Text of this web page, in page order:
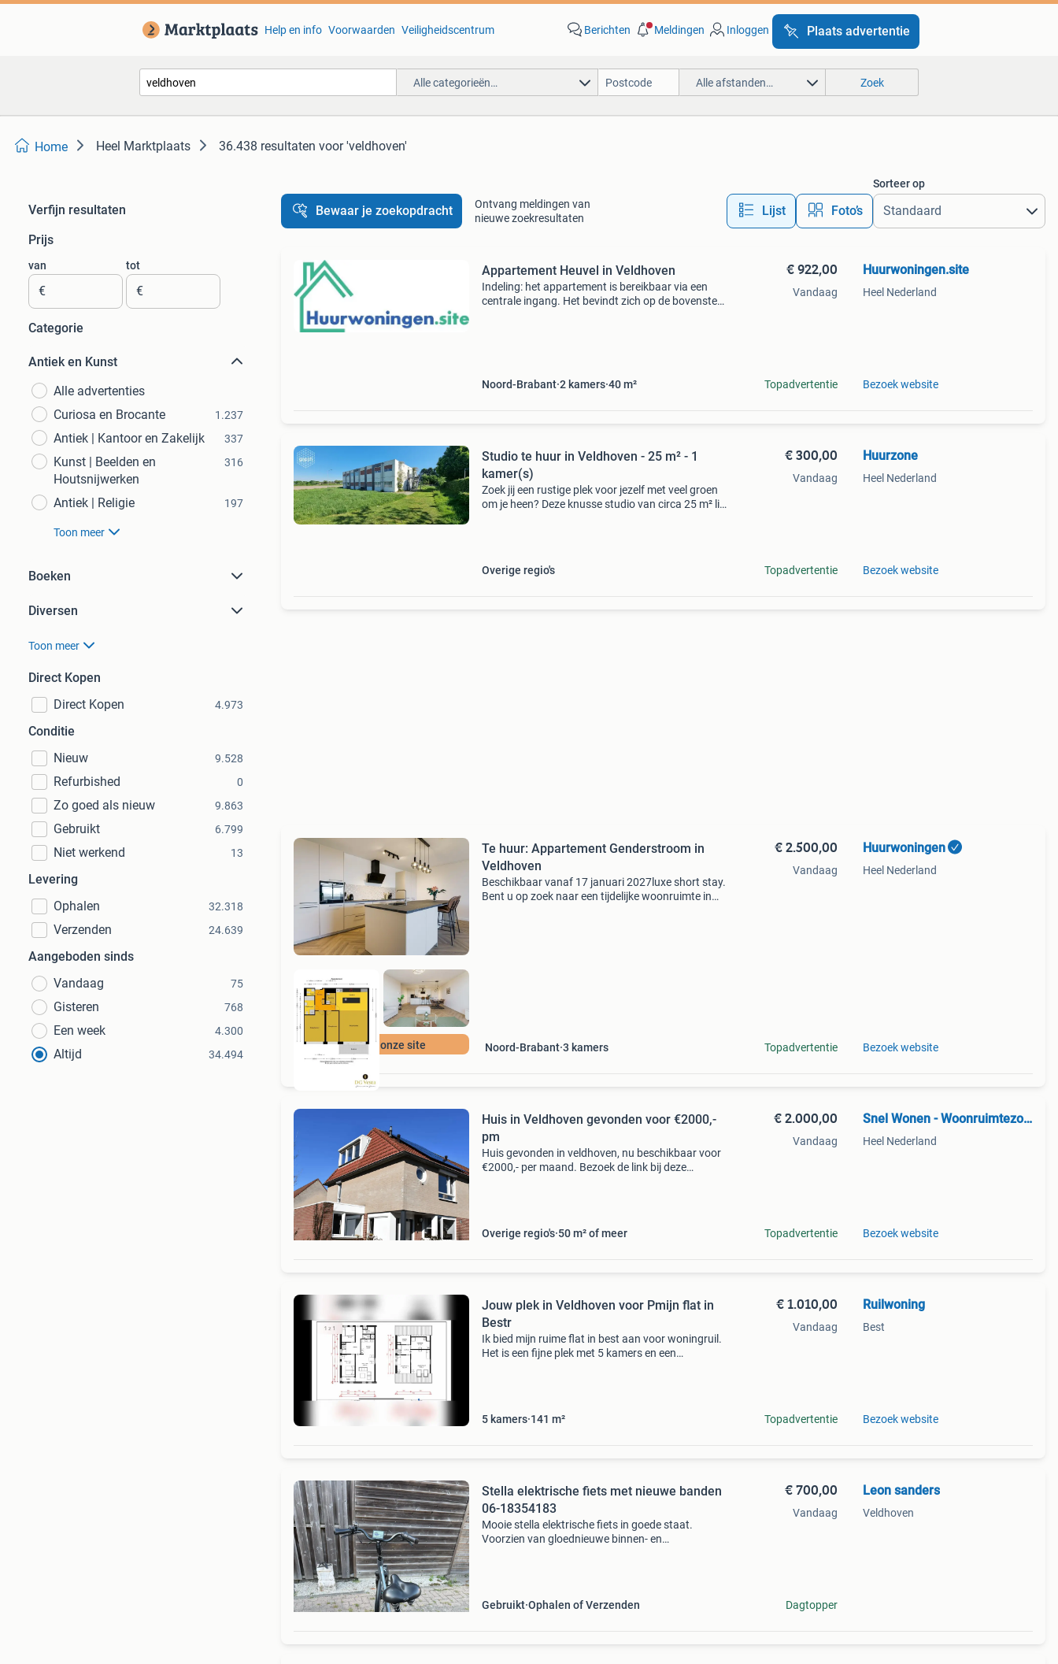
Help en info Voorwaarden Veiligheidscentrum Berichten Meldingen Inloggen Plaats advertentie
Alle categorieën… Alle afstanden… Zoek
Home Heel Marktplaats 36.438 resultaten voor 'veldhoven'
Verfijn resultaten
Prijs
van
€
tot
€
Categorie
Antiek en Kunst
Alle advertenties
Curiosa en Brocante
1.237
Antiek | Kantoor en Zakelijk 337
Kunst | Beelden en
Houtsnijwerken
316
Antiek | Religie 197
Toon meer
Boeken
Diversen
Toon meer
Direct Kopen
Direct Kopen
4.973
Conditie
Nieuw
9.528
Refurbished 0
Zo goed als nieuw 9.863
Gebruikt 6.799
Niet werkend 13
Levering
Ophalen
32.318
Verzenden 24.639
Aangeboden sinds
Vandaag
75
Gisteren 768
Een week 4.300
Altijd 34.494
Bewaar je zoekopdracht
Ontvang meldingen van
nieuwe zoekresultaten
Lijst Foto’s
Sorteer op
Appartement Heuvel in Veldhoven
Indeling: het appartement is bereikbaar via een
centrale ingang. Het bevindt zich op de bovenste
Noord-Brabant 2 kamers 40m²
€ 922,00
Vandaag
Topadvertentie
Huurwoningen.site
Heel Nederland
Bezoek website
Studio te huur in Veldhoven - 25 m² - 1
kamer(s)
Zoek jij een rustige plek voor jezelf met veel groen
om je heen? Deze knusse studio van circa 25 m² ligt
Overige regio's
€ 300,00
Vandaag
Topadvertentie
Huurzone
Heel Nederland
Bezoek website
Meer op onze site
Te huur: Appartement Genderstroom in
Veldhoven
Beschikbaar vanaf 17 januari 2027luxe short stay.
Bent u op zoek naar een tijdelijke woonruimte in
Noord-Brabant 3 kamers
€ 2.500,00
Vandaag
Topadvertentie
Huurwoningen
Heel Nederland
Bezoek website
Huis in Veldhoven gevonden voor €2000,-
pm
Huis gevonden in veldhoven, nu beschikbaar voor
€2000,- per maand. Bezoek de link bij deze
Overige regio's 50 m² of meer
€ 2.000,00
Vandaag
Topadvertentie
Snel Wonen - Woonruimtezoekservice
Heel Nederland
Bezoek website
Jouw plek in Veldhoven voor Pmijn flat in
Bestr
Ik bied mijn ruime flat in best aan voor woningruil.
Het is een fijne plek met 5 kamers en een
5 kamers 141 m²
€ 1.010,00
Vandaag
Topadvertentie
Ruilwoning
Best
Bezoek website
Stella elektrische fiets met nieuwe banden
06-18354183
Mooie stella elektrische fiets in goede staat.
Voorzien van gloednieuwe binnen- en
Gebruikt Ophalen of Verzenden
€ 700,00
Vandaag
Dagtopper
Leon sanders
Veldhoven